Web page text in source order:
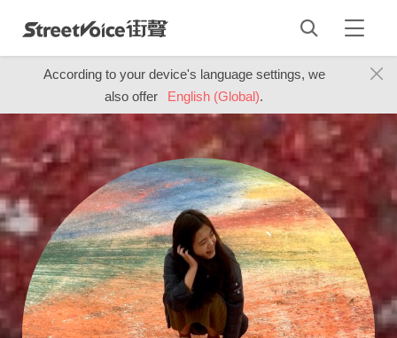
According to your device's language settings, we
also offer
English (Global).